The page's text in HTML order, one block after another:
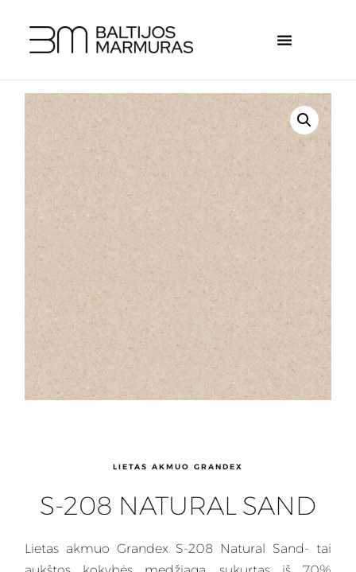
LIETAS AKMUO GRANDEX
S-208 NATURAL SAND
Lietas akmuo Grandex S-208 Natural Sand- tai